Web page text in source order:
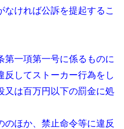
ければ公訴を提起するこ
一項第一号に係るものに
反してストーカー行為をし
又は百万円以下の罰金に処
ほか、禁止命令等に違反